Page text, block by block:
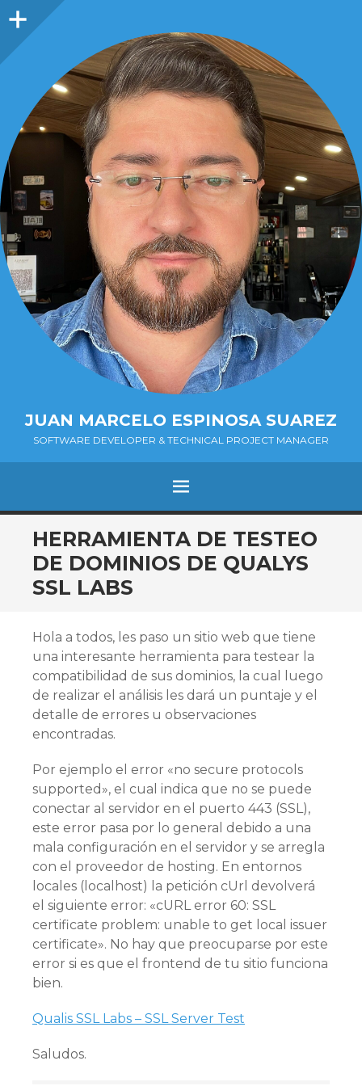
Barra
JUAN MARCELO ESPINOSA SUAREZ
SOFTWARE DEVELOPER & TECHNICAL PROJECT MANAGER
MENÚ
SALTAR
AL
CONTENIDO.
HERRAMIENTA DE TESTEO
DE DOMINIOS DE QUALYS
SSL LABS
Hola a todos, les paso un sitio web que tiene
una interesante herramienta para testear la
compatibilidad de sus dominios, la cual luego
de realizar el análisis les dará un puntaje y el
detalle de errores u observaciones
encontradas.
Por ejemplo el error «no secure protocols
supported», el cual indica que no se puede
conectar al servidor en el puerto 443 (SSL),
este error pasa por lo general debido a una
mala configuración en el servidor y se arregla
con el proveedor de hosting. En entornos
locales (localhost) la petición cUrl devolverá
el siguiente error: «cURL error 60: SSL
certificate problem: unable to get local issuer
certificate». No hay que preocuparse por este
error si es que el frontend de tu sitio funciona
bien.
Qualis SSL Labs – SSL Server Test
Saludos.